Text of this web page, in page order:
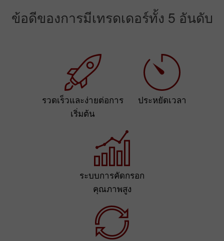
ข้อดีของการมีเทรดเดอร์ทั้ง 5 อันดับ
รวดเร็วและง่ายต่อการ
เริ่มต้น
ประหยัดเวลา
ระบบการคัดกรอก
คุณภาพสูง